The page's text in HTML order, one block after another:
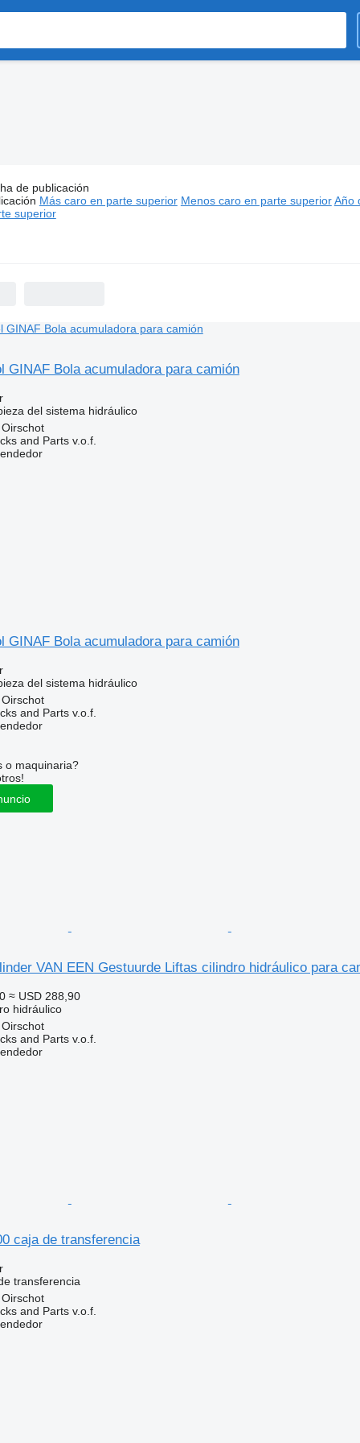
GINAF recambios
de publicación
Más caro en parte superior Menos caro en parte superior Año
superior
GINAF Bola acumuladora para camión
del sistema hidráulico
and Parts v.o.f.
GINAF Bola acumuladora para camión
del sistema hidráulico
and Parts v.o.f.
o maquinaria?
VAN EEN Gestuurde Liftas cilindro hidráulico para
≈ USD 288,90
hidráulico
and Parts v.o.f.
caja de transferencia
transferencia
and Parts v.o.f.